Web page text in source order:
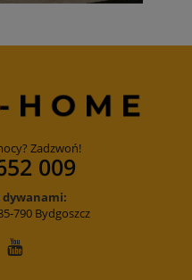
Zadzwoń!
009
790 Bydgoszcz